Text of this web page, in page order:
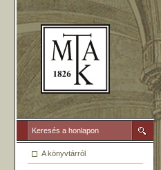
A könyvtárról